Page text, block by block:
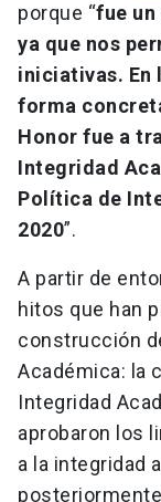
porque “fue un
ya que nos
iniciativas. En
forma
Honor fue a
Integridad
Política de
2020”.
A partir de
hitos que han
construcción
Académica: la
Integridad
aprobaron los
a la integridad